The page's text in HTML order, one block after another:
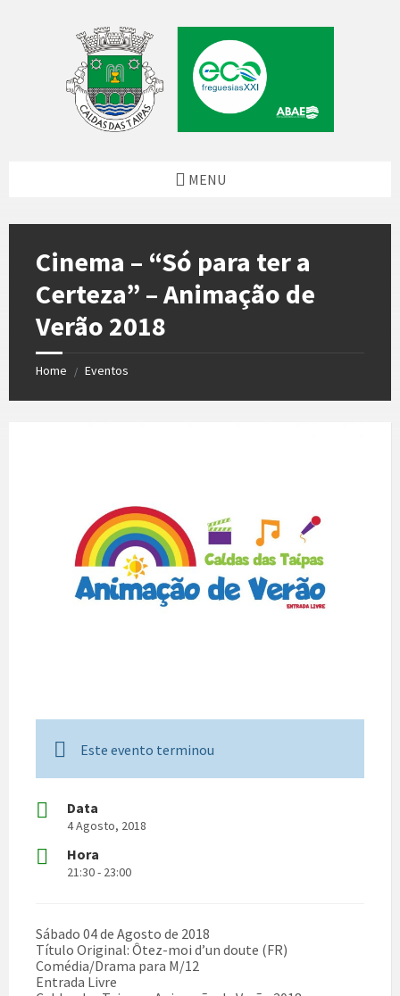
MENU
Cinema – “Só para ter a
Certeza” – Animação de
Verão 2018
Home / Eventos
Este evento terminou
Data
4 Agosto, 2018
Hora
21:30 - 23:00
Sábado 04 de Agosto de 2018
Título Original: Ôtez-moi d’un doute (FR)
Comédia/Drama para M/12
Entrada Livre